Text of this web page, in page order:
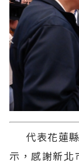
代表花蓮縣
示，感謝新北